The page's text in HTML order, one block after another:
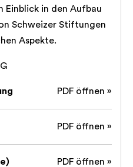
Einblick in den Aufbau
Schweizer Stiftungen
Aspekte.
PDF öffnen »
PDF öffnen »
PDF öffnen »